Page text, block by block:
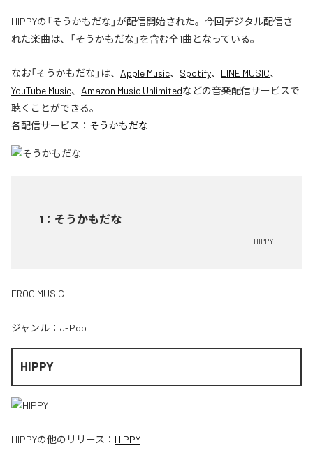
HIPPYの「そうかもだな」が配信開始された。今回デジタル配信さ
れた楽曲は、「そうかもだな」を含む全1曲となっている。
なお「そうかもだな 」は、 Apple Music、 Spotify、 LINE MUSIC、
YouTube Music、 Amazon Music Unlimitedなどの音楽配信サービスで
聴くことができる。
各配信サービス： そうかもだな
1 ： そうかもだな
HIPPY
FROG MUSIC
ジャンル： J-Pop
HIPPY
HIPPYの他のリリース： HIPPY